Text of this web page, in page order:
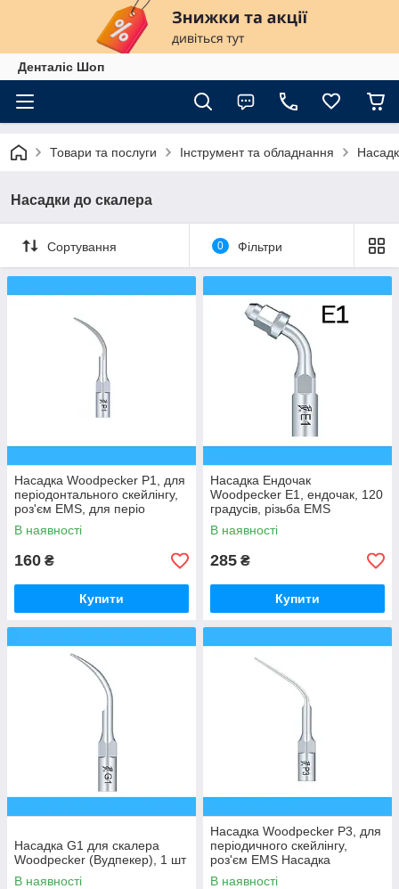
Денталіс Шоп
Товари та послуги Інструмент та обладнання
Насадки до скалера
Сортування 0 Фільтри
Насадка Woodpecker P1, для
періодонтального скейлінгу,
роз'єм EMS, для періо
В наявності
160 ₴
Купити
Насадка Ендочак
Woodpecker E1, ендочак, 120
градусів, різьба EMS
В наявності
285 ₴
Купити
Насадка G1 для скалера
Woodpecker (Вудпекер), 1 шт
В наявності
Насадка Woodpecker P3, для
періодичного скейлінгу,
роз'єм EMS Насадка
Woodpecker P3, для періо
В наявності